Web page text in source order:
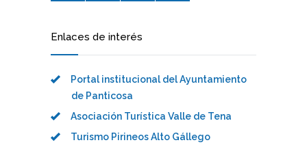
Enlaces de interés
Portal institucional del Ayuntamiento
de Panticosa
Asociación Turística Valle de Tena
Turismo Pirineos Alto Gállego